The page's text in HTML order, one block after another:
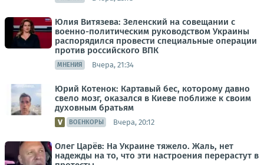
Юлия Витязева: Зеленский на совещании с
военно-политическим руководством Украины
распорядился провести специальные операции
против российского ВПК
МНЕНИЯ Вчера, 21:34
Юрий Котенок: Картавый бес, которому давно
свело мозг, оказался в Киеве поближе к своим
духовным братьям
ВОЕНКОРЫ Вчера, 20:12
Олег Царёв: На Украине тяжело. Жаль, нет
надежды на то, что эти настроения перерастут в